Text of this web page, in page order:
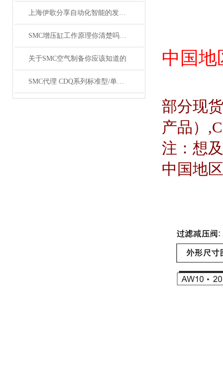
上海伊歌分享自动化智能的发展这将成为现实
SMC增压缸工作原理你清楚吗？SMC气缸工作原理
关于SMC空气制备你应该知道的
SMC代理 CDQ系列标准型/单杆双作用薄型气缸原装正品
中国地
部分现
产品）
注：想
中国地